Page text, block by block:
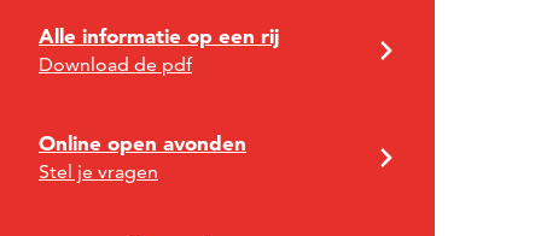
Alle informatie op een rij
Download de pdf
Online open avonden
Stel je vragen